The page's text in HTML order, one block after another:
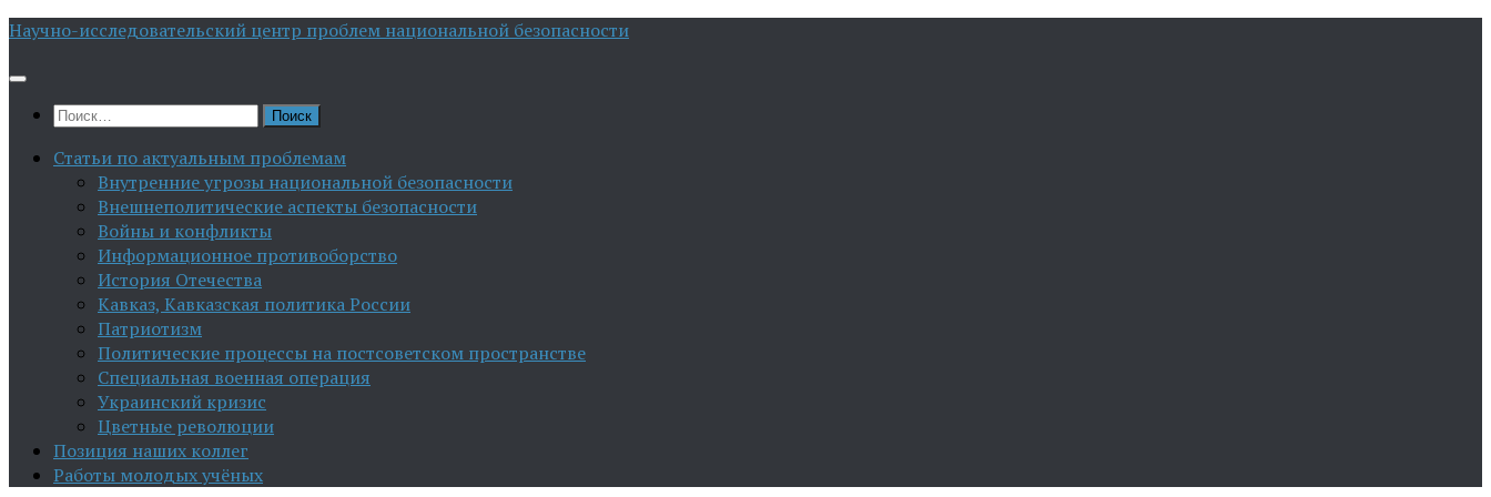
Перейти
содержимому
Научно-исследовательский центр проблем национальной безопасности
Найти:
Статьи по актуальным проблемам
Внутренние угрозы национальной безопасности
Внешнеполитические аспекты безопасности
Войны и конфликты
Информационное противоборство
История Отечества
Кавказ, Кавказская политика России
Патриотизм
Политические процессы на постсоветском пространстве
Специальная военная операция
Украинский кризис
Цветные революции
Позиция наших коллег
Работы молодых учёных